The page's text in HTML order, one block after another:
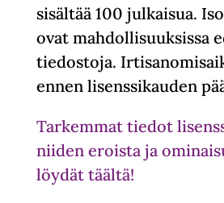
sisältää 100 julkaisua.
ovat mahdollisuuksissa
tiedostoja.
ennen lisenssikauden
Tarkemmat tiedot
niiden eroista ja
löydät täältä!